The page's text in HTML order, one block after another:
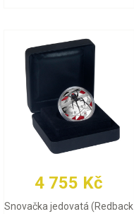
4 755 Kč
Snovačka jedovatá (Redback